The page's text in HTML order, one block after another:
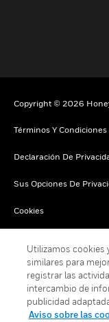
Copyright © 2026
Términos Y Condiciones
Declaración De
Sus Opciones De
Cookies
Utilizamos cookies
similares para
registrar las
intercambio de
publicidad
Aviso sobre las